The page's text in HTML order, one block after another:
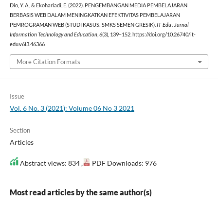
Dio, Y. A., & Ekohariadi, E. (2022). PENGEMBANGAN MEDIA PEMBELAJARAN
BERBASIS WEB DALAM MENINGKATKAN EFEKTIVITAS PEMBELAJARAN
PEMROGRAMAN WEB (STUDI KASUS: SMKS SEMEN GRESIK). IT-Edu : Jurnal
Information Technology and Education, 6(3), 139–152. https://doi.org/10.26740/it-
edu.v6i3.46366
More Citation Formats
Issue
Vol. 6 No. 3 (2021): Volume 06 No 3 2021
Section
Articles
Abstract views: 834 , PDF Downloads: 976
Most read articles by the same author(s)